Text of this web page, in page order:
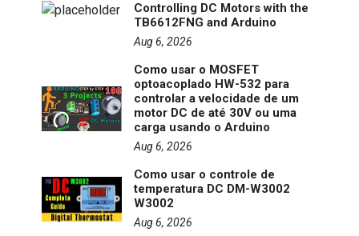
Controlling DC Motors with the
TB6612FNG and Arduino
Aug 6, 2026
Como usar o MOSFET
optoacoplado HW-532 para
controlar a velocidade de um
motor DC de até 30V ou uma
carga usando o Arduino
Aug 6, 2026
Como usar o controle de
temperatura DC DM-W3002
W3002
Aug 6, 2026